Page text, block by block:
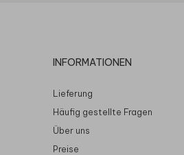
INFORMATIONEN
Lieferung
Häufig gestellte Fragen
Über uns
Preise